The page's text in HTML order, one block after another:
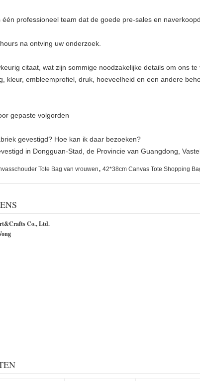
één professioneel team dat de goede pre-sales en
na ontving uw onderzoek.
citaat, wat zijn sommige noodzakelijke details om ons te
kleur, embleemprofiel, druk, hoeveelheid en een andere
gepaste volgorden
gevestigd? Hoe kan ik daar bezoeken?
in Dongguan-Stad, de Provincie van Guangdong,
Tote Bag van vrouwen, 42*38cm Canvas Tote Shopping
Co., Ltd.